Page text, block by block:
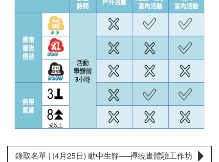
錄取名單 | (4月25日) 動中生靜──襌繞畫體驗工作坊